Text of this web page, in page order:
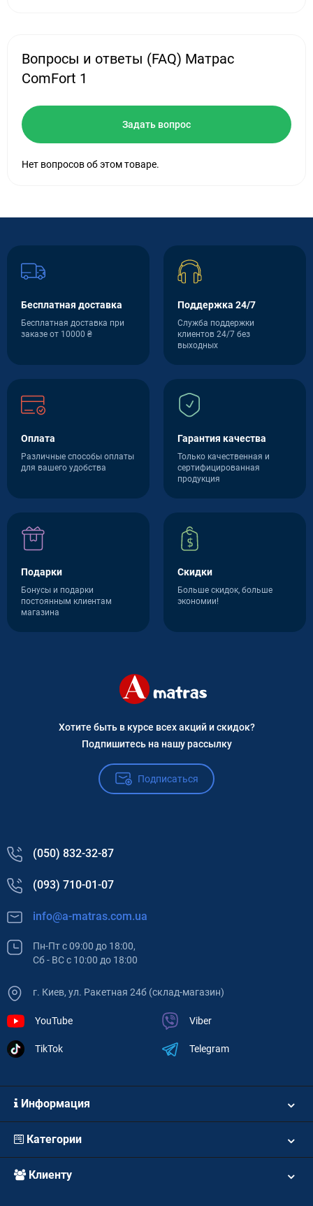
Вопросы и ответы (FAQ) Матрас
ComFort 1
Задать вопрос
Нет вопросов об этом товаре.
Бесплатная доставка
Бесплатная доставка при
заказе от 10000 ₴
Поддержка 24/7
Служба поддержки
клиентов 24/7 без
выходных
Оплата
Различные способы оплаты
для вашего удобства
Гарантия качества
Только качественная и
сертифицированная
продукция
Подарки
Бонусы и подарки
постоянным клиентам
магазина
Скидки
Больше скидок, больше
экономии!
Хотите быть в курсе всех акций и скидок?
Подпишитесь на нашу рассылку
Подписаться
(050) 832-32-87
(093) 710-01-07
info@a-matras.com.ua
Пн-Пт с 09:00 до 18:00,
Сб - ВС с 10:00 до 18:00
г. Киев, ул. Ракетная 24б (склад-магазин)
YouTube
TikTok
Viber
Telegram
Информация
Категории
Клиенту